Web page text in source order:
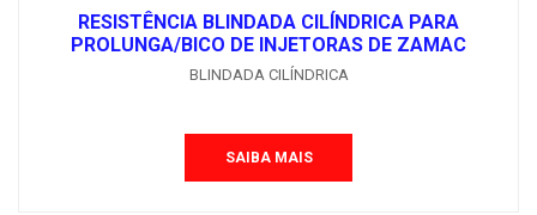
RESISTÊNCIA BLINDADA CILÍNDRICA PARA
PROLUNGA/BICO DE INJETORAS DE ZAMAC
BLINDADA CILÍNDRICA
SAIBA MAIS